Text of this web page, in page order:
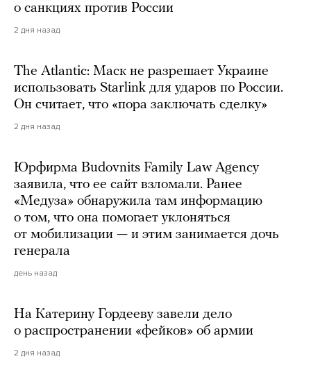
о санкциях против России
2 дня назад
The Atlantic: Маск не разрешает Украине
использовать Starlink для ударов по России.
Он считает, что «пора заключать сделку»
2 дня назад
Юрфирма Budovnits Family Law Agency
заявила, что ее сайт взломали. Ранее
«Медуза» обнаружила там информацию
о том, что она помогает уклоняться
от мобилизации — и этим занимается дочь
генерала
день назад
На Катерину Гордееву завели дело
о распространении «фейков» об армии
2 дня назад